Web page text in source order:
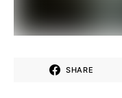
SHARE